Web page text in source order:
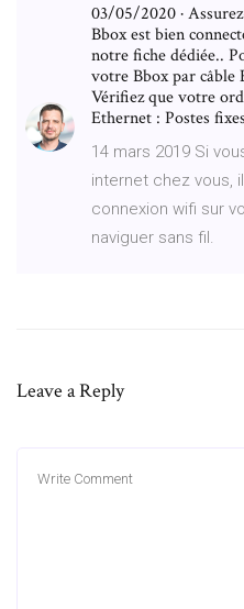
03/05/2020 ·
Bbox est bien
notre fiche dédiée..
votre Bbox par câble
Vérifiez que votre
Ethernet : Postes
14 mars 2019 Si
internet chez vous,
connexion wifi sur
naviguer sans fil.
Leave a Reply